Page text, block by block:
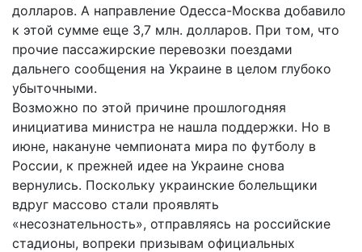
долларов. А направление Одесса-Москва добавило
к этой сумме еще 3,7 млн. долларов. При том, что
прочие пассажирские перевозки поездами
дальнего сообщения на Украине в целом глубоко
убыточными.
Возможно по этой причине прошлогодняя
инициатива министра не нашла поддержки. Но в
июне, накануне чемпионата мира по футболу в
России, к прежней идее на Украине снова
вернулись. Поскольку украинские болельщики
вдруг массово стали проявлять
«несознательность», отправляясь на российские
стадионы, вопреки призывам официальных